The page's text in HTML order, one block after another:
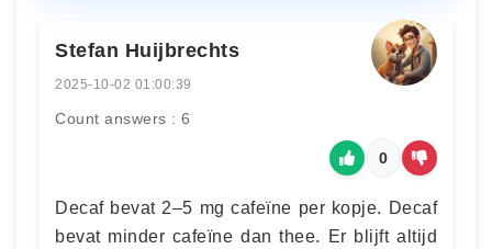
Stefan Huijbrechts
2025-10-02 01:00:39
Count answers : 6
0
Decaf bevat 2–5 mg cafeïne per kopje. Decaf
bevat minder cafeïne dan thee. Er blijft altijd